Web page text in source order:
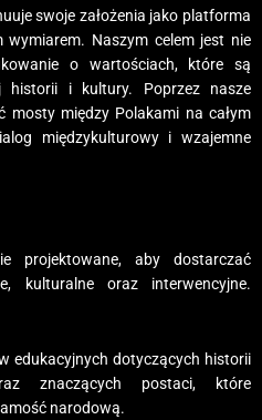
swoje założenia jako platforma
Naszym celem jest nie
o wartościach, które są
historii i kultury. Poprzez nasze
mosty między Polakami na całym
międzykulturowy i wzajemne
projektowane, aby dostarczać
kulturalne oraz interwencyjne.
edukacyjnych dotyczących historii
znaczących postaci, które
narodową.